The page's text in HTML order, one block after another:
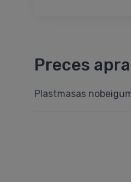
Preces
Plastmasas